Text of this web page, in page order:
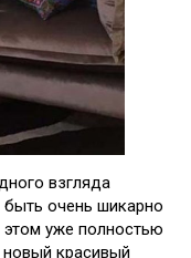
взгляда
быть очень шикарно
этом уже полностью
красивый